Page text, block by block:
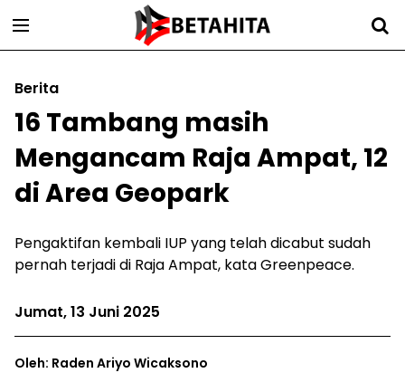
Berita
16 Tambang masih
Mengancam Raja Ampat, 12
di Area Geopark
Pengaktifan kembali IUP yang telah dicabut sudah
pernah terjadi di Raja Ampat, kata Greenpeace.
Jumat, 13 Juni 2025
Oleh: Raden Ariyo Wicaksono